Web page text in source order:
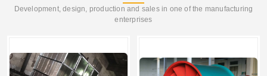
Development, design, production and sales in one of the manufacturing
enterprises